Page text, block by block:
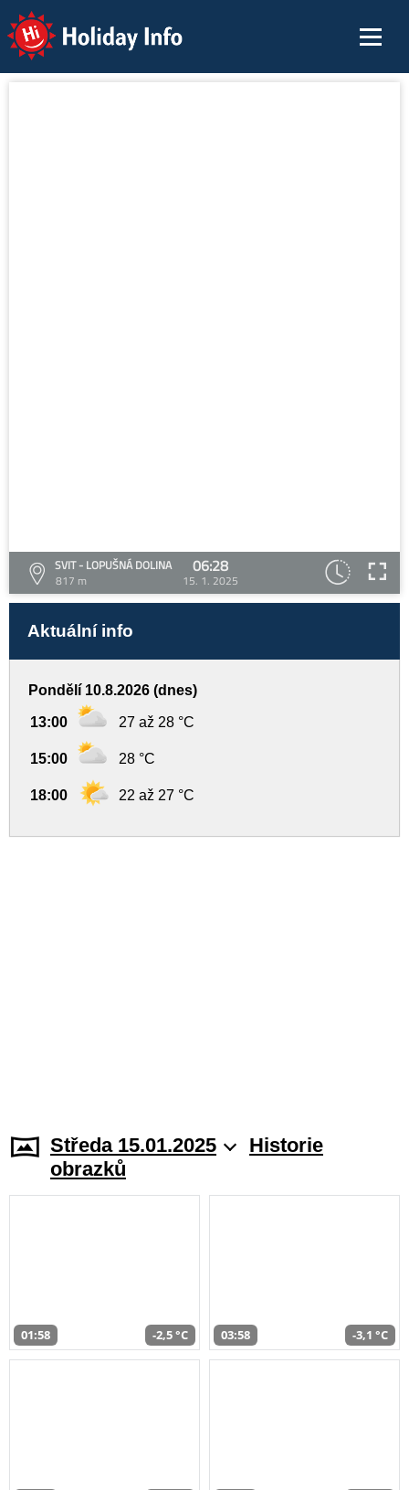
Holiday Info
SVIT - LOPUŠNÁ DOLINA
817 m
06:28
15. 1. 2025
Aktuální info
Pondělí 10.8.2026 (dnes)
13:00 27 až 28 °C
15:00 28 °C
18:00 22 až 27 °C
Středa 15.01.2025
Historie
obrazků
01:58 -2,5 °C 03:58 -3,1 °C